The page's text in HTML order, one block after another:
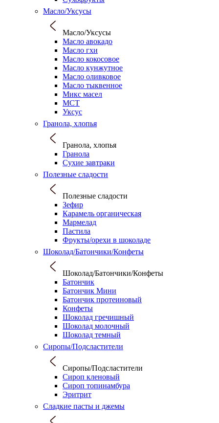
Масло/Уксусы
Масло/Уксусы
Масло авокадо
Масло гхи
Масло кокосовое
Масло кунжутное
Масло оливковое
Масло тыквенное
Микс масел
МСТ
Уксус
Гранола, хлопья
Гранола, хлопья
Гранола
Сухие завтраки
Полезные сладости
Полезные сладости
Зефир
Карамель органическая
Мармелад
Пастила
Фрукты/орехи в шоколаде
Шоколад/Батончики/Конфеты
Шоколад/Батончики/Конфеты
Батончик
Батончик Мини
Батончик протеиновый
Конфеты
Шоколад гречишный
Шоколад молочный
Шоколад темный
Сиропы/Подсластители
Сиропы/Подсластители
Сироп кленовый
Сироп топинамбура
Эритрит
Сладкие пасты и джемы